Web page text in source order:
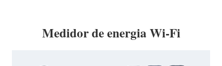
Medidor de energia Wi-Fi